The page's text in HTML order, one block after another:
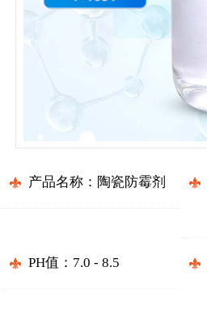
产品名称：陶瓷防霉剂
PH值：7.0 - 8.5